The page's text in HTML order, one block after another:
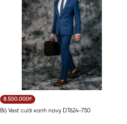
8.500.000₫
Bộ Vest cưới xanh navy DT624-750